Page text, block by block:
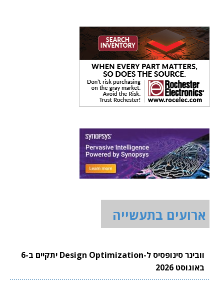
ארועים בתעשייה
וובינר סינופסיס ל-Design Optimization יתקיים ב-6
באוגוסט 2026